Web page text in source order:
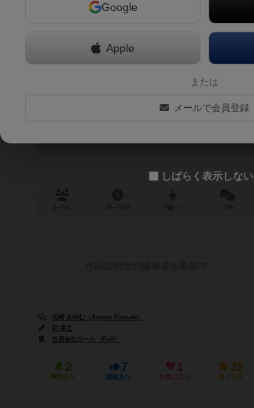
ハイスクール・エレクション
北崎 あゆむ（Ayumu Kitazaki）
剣 康之
合資会社ロール（Roll）
2
興味あり
7
経験あり
1
お気に入り
23
持ってる
Google
Apple
または
メールで会員登録
しばらく表示しない